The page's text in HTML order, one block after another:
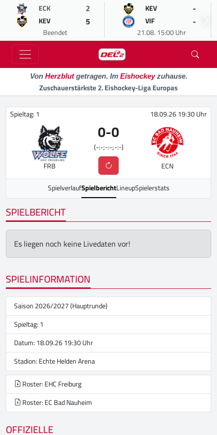
ECK 2
KEV 5
Beendet
KEV -
VIF -
21.08. 15:00 Uhr
Von Herzblutgetragen. Im Eishockeyzuhause.
Zuschauerstärkste 2. Eishockey-Liga Europas
Spieltag: 1 18.09.26 19:30 Uhr
FRB
0-0
(-:-;-:-;-:-)
ECN
SpielverlaufSpielberichtLineupSpielerstats
SPIELBERICHT
Es liegen noch keine Livedaten vor!
SPIELINFORMATION
Saison 2026/2027 (Hauptrunde)
Spieltag: 1
Datum: 18.09.26 19:30 Uhr
Stadion:Echte Helden Arena
Roster: EHC Freiburg
Roster: EC Bad Nauheim
OFFIZIELLE